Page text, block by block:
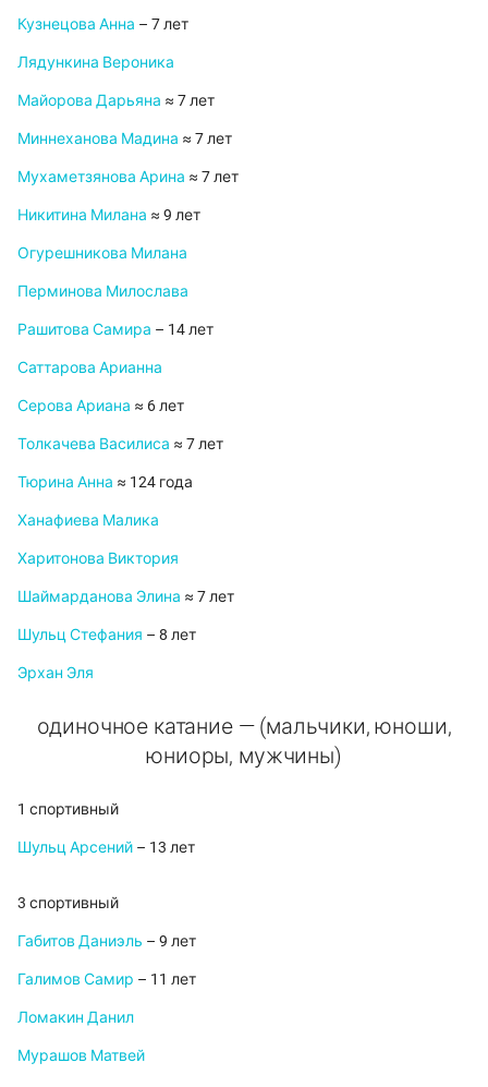
Кузнецова Анна – 7 лет
Лядункина Вероника
Майорова Дарьяна ≈ 7 лет
Миннеханова Мадина ≈ 7 лет
Мухаметзянова Арина ≈ 7 лет
Никитина Милана ≈ 9 лет
Огурешникова Милана
Перминова Милослава
Рашитова Самира – 14 лет
Саттарова Арианна
Серова Ариана ≈ 6 лет
Толкачева Василиса ≈ 7 лет
Тюрина Анна ≈ 124 года
Ханафиева Малика
Харитонова Виктория
Шаймарданова Элина ≈ 7 лет
Шульц Стефания – 8 лет
Эрхан Эля
одиночное катание — (мальчики, юноши,
юниоры, мужчины)
1 спортивный
Шульц Арсений – 13 лет
3 спортивный
Габитов Даниэль – 9 лет
Галимов Самир – 11 лет
Ломакин Данил
Мурашов Матвей